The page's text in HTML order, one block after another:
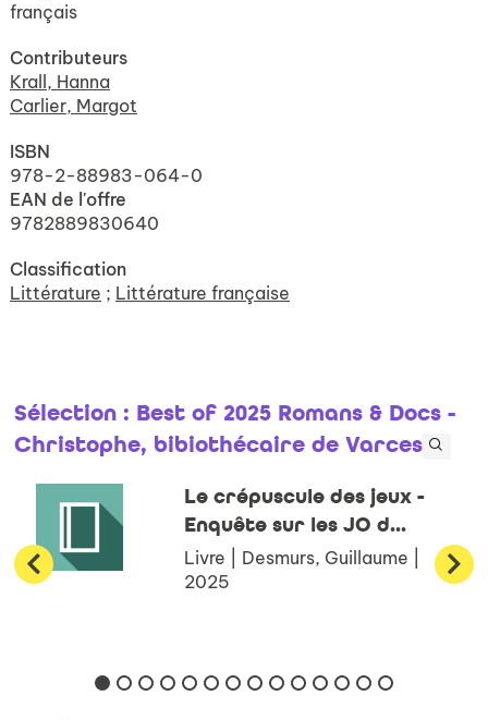
français
Contributeurs
Krall, Hanna
Carlier, Margot
ISBN
978-2-88983-064-0
EAN de l'offre
9782889830640
Classification
Littérature ; Littérature française
Sélection : Best of 2025 Romans & Docs -
Christophe, bibiothécaire de Varces
Le crépuscule des jeux -
Enquête sur les JO d...
Livre | Desmurs, Guillaume |
2025